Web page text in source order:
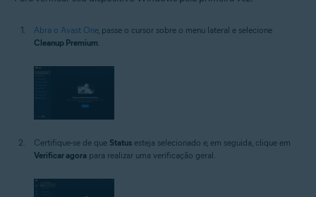
Abra o Avast One, passe o cursor sobre o menu lateral e selecione
Cleanup Premium.
Certifique-se de que Status esteja selecionado e, em seguida, clique em
Verificar agora para realizar uma verificação geral.